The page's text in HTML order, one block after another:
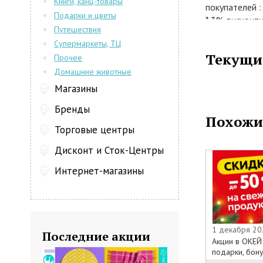
покупателей :
* 3%
товары ,
*5%
цехах
кассах
*3+10
товары (
*5+10
на все
1 декабря
Акции в ОКЕЙ
подарки,
Подарки и цветы
Путешествия
Супермаркеты, ТЦ
Прочее
Домашние животные
Магазины
Бренды
Торговые центры
Дисконт и Сток-Центры
Интернет-магазины
Последние акции